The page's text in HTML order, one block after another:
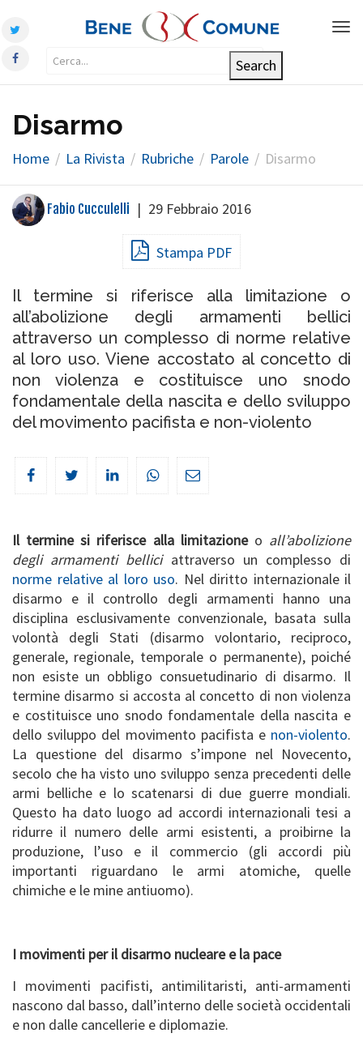
Disarmo
Home La Rivista Rubriche Parole Disarmo
Fabio Cucculelli | 29 Febbraio 2016
Stampa PDF
Il termine si riferisce alla limitazione o
all’abolizione degli armamenti bellici
attraverso un complesso di norme relative
al loro uso. Viene accostato al concetto di
non violenza e costituisce uno snodo
fondamentale della nascita e dello sviluppo
del movimento pacifista e non-violento
Il termine si riferisce alla limitazioneo all’abolizione
degli armamenti belliciattraverso un complesso di
norme relative al loro uso. Nel diritto internazionale il
disarmo e il controllo degli armamenti hanno una
disciplina esclusivamente convenzionale, basata sulla
volontà degli Stati (disarmo volontario, reciproco,
generale, regionale, temporale o permanente), poiché
non esiste un obbligo consuetudinario di disarmo. Il
termine disarmo si accosta al concetto di non violenza
e costituisce uno snodo fondamentale della nascita e
dello sviluppo del movimento pacifista e non-violento.
La questione del disarmo s’impone nel Novecento,
secolo che ha visto uno sviluppo senza precedenti delle
armi belliche e lo scatenarsi di due guerre mondiali.
Questo ha dato luogo ad accordi internazionali tesi a
ridurre il numero delle armi esistenti, a proibirne la
produzione, l’uso e il commercio (gli accordi più
importanti riguardano le armi atomiche, quelle
chimiche e le mine antiuomo).
I movimenti per il disarmo nucleare e la pace
I movimenti pacifisti, antimilitaristi, anti-armamenti
nascono dal basso, dall’interno delle società occidentali
e non dalle cancellerie e diplomazie.